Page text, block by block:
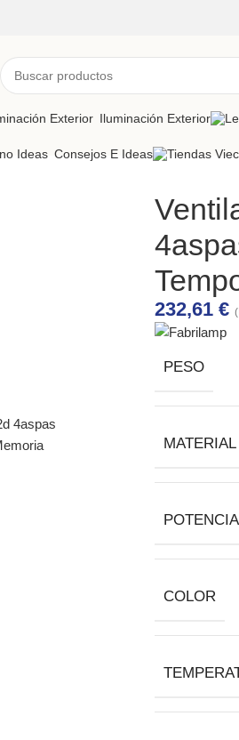
Iluminación Exterior
Consejos E Ideas
232,61 €
PESO
MATERIAL
POTENCIA
COLOR